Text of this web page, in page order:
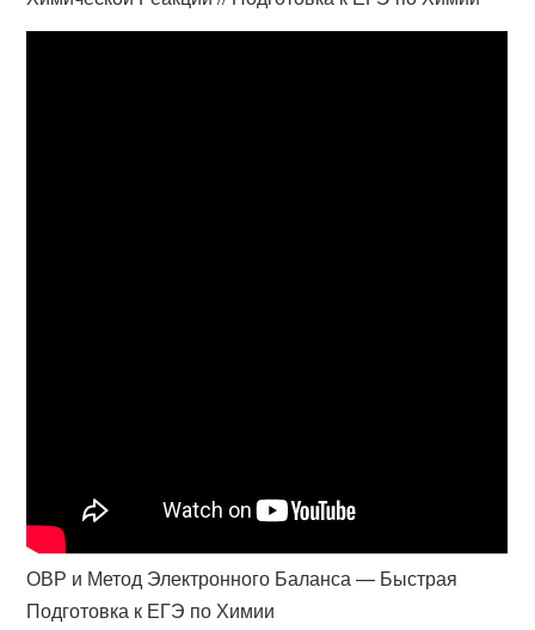
ОВР и Метод Электронного Баланса — Быстрая
Подготовка к ЕГЭ по Химии